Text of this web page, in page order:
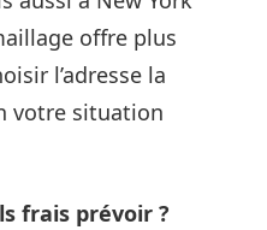
offre plus
l’adresse la
votre situation
frais prévoir ?